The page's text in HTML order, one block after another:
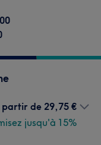
partir de 29,75 €
jusqu'à 15%